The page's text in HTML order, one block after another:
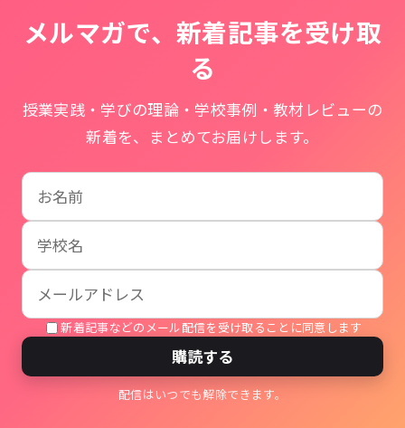
メルマガで、新着記事を受け取
る
授業実践・学びの理論・学校事例・教材レビューの
新着を、まとめてお届けします。
お名前
学校名
メールアドレス
新着記事などのメール配信を受け取ることに同意します
購読する
配信はいつでも解除できます。